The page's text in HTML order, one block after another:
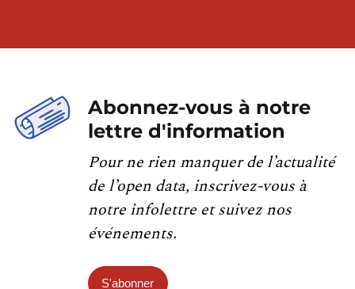
Abonnez-vous à notre
lettre d'information
Pour ne rien manquer de l’actualité
de l’open data, inscrivez-vous à
notre infolettre et suivez nos
événements.
S'abonner